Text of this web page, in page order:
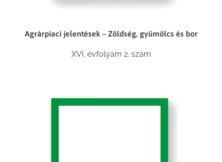
Agrárpiaci jelentések – Zöldség, gyümölcs és bor
XVI. évfolyam 2. szám